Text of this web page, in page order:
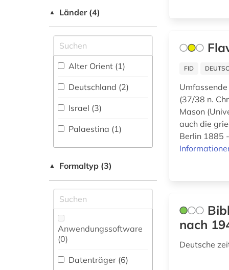
Politologie (0)
Psychologie (0)
Rechtswissenschaft
Romanistik (0)
Slavistik (1)
Sport (0)
Südasien (0)
Theologie und
(72)
griechisch (2)
gute nachricht bibel
(4)
hagiographie (1)
historische
geographie (1)
israel (3)
jerusalemer talmud
(1)
josephus (1)
Nationallizenz-Login
für registrierte
Einzelpersonen (1)
▲ Länder (4)
Alter Orient (1)
Deutschland (2)
Israel (3)
Palaestina (1)
▲ Formaltyp (3)
Anwendungssoftware
(0)
Datenträger (6)
FID
(37/38 n.
Mason
auch die
Berlin 1885
nach
Deutsche